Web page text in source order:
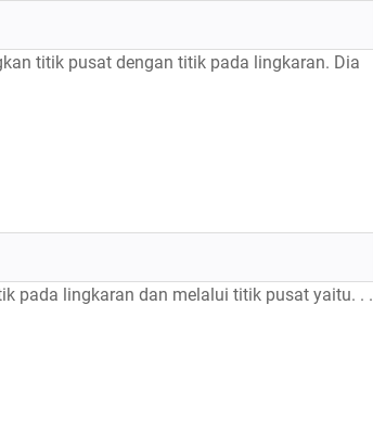
titik pusat dengan titik pada lingkaran. Dia
pada lingkaran dan melalui titik pusat yaitu. . .